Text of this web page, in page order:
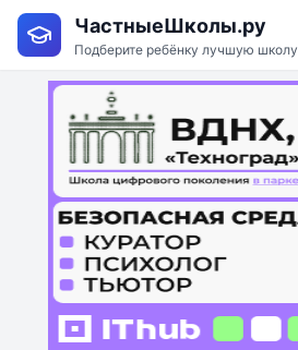
ЧастныеШколы.ру
Подберите ребёнку лучшую школу